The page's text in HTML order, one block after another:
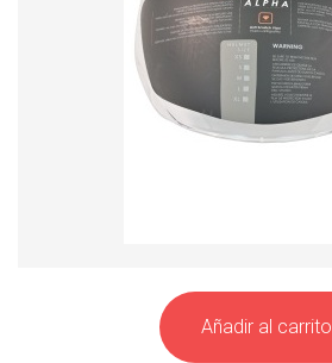
Añadir al carrito